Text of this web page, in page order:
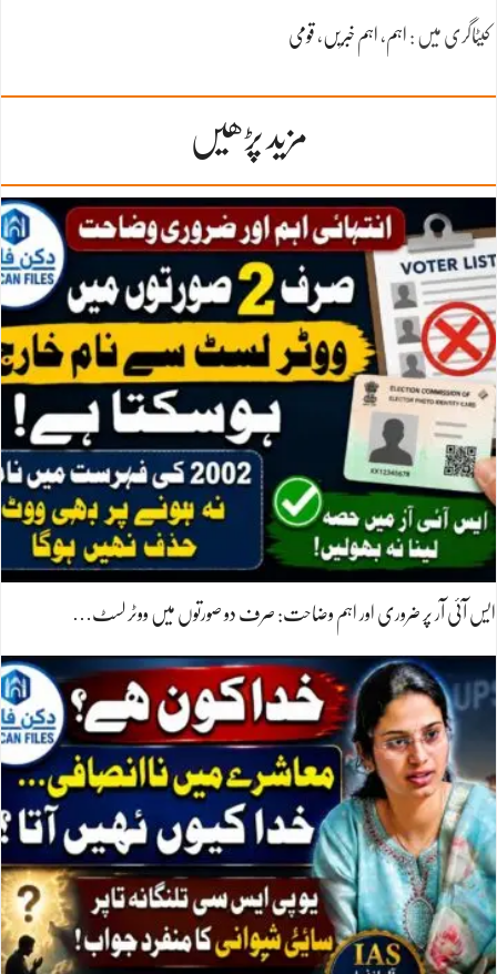
کیٹاگری میں : اہم ، اہم خبریں ، قومی
مزید پڑھیں
ایس آئی آر پر ضروری اور اہم وضاحت: صرف دو صورتوں میں ووٹر لسٹ…